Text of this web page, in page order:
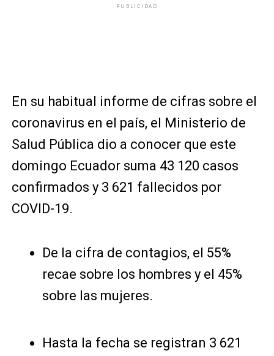
PUBLICIDAD
En su habitual informe de cifras sobre el
coronavirus en el país, el Ministerio de
Salud Pública dio a conocer que este
domingo Ecuador suma 43 120 casos
confirmados y 3 621 fallecidos por
COVID-19.
De la cifra de contagios, el 55%
recae sobre los hombres y el 45%
sobre las mujeres.
Hasta la fecha se registran 3 621